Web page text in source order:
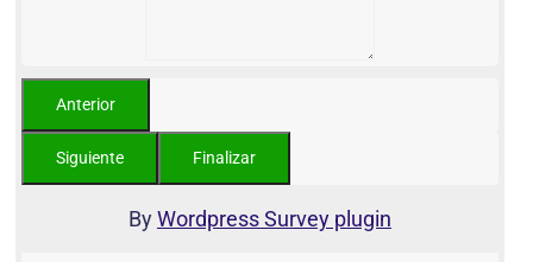
ByWordpress Survey plugin